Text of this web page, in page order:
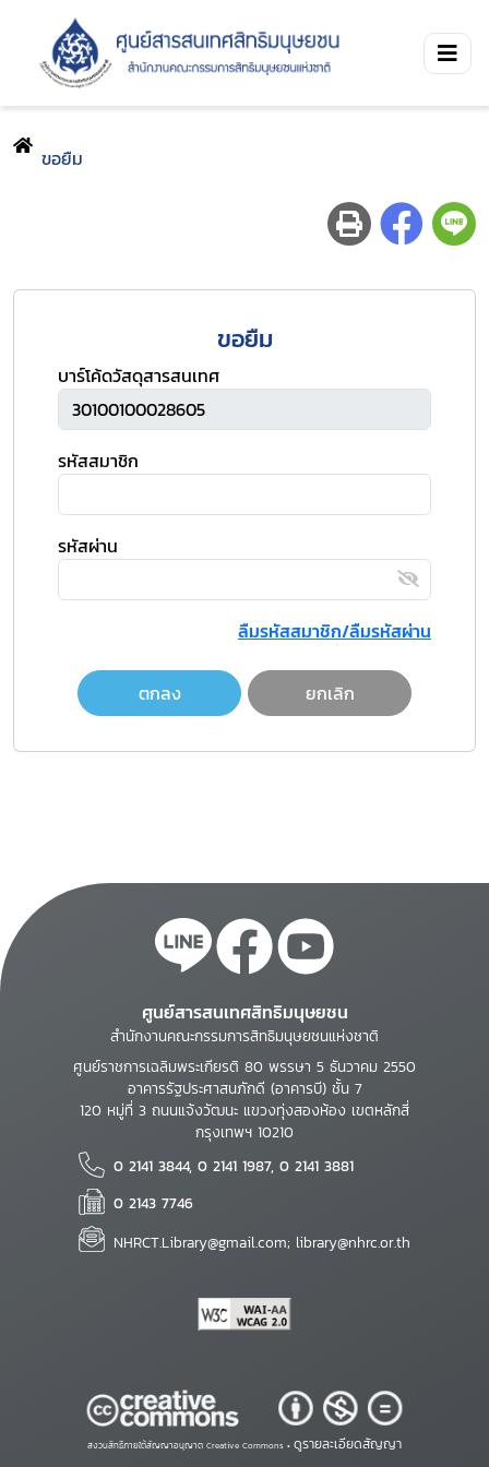
ขอยืม
ขอยืม
บาร์โค้ดวัสดุสารสนเทศ
รหัสสมาชิก
รหัสผ่าน
ลืมรหัสสมาชิก/ลืมรหัสผ่าน
ตกลง ยกเลิก
ศูนย์สารสนเทศสิทธิมนุษยชน
สำนักงานคณะกรรมการสิทธิมนุษยชนแห่งชาติ
ศูนย์ราชการเฉลิมพระเกียรติ 80 พรรษา 5 ธันวาคม 2550
อาคารรัฐประศาสนภักดี (อาคารบี) ชั้น 7
120 หมู่ที่ 3 ถนนแจ้งวัฒนะ แขวงทุ่งสองห้อง เขตหลักสี่
กรุงเทพฯ 10210
0 2141 3844, 0 2141 1987, 0 2141 3881
0 2143 7746
NHRCT.Library@gmail.com; library@nhrc.or.th
สงวนสิทธิ์ภายใต้สัญญาอนุญาต Creative Commons • ดูรายละเอียดสัญญา